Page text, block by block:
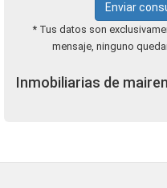
Enviar
* Tus datos son
mensaje, ninguno
Inmobiliarias de